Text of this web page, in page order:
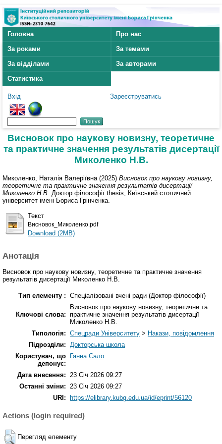
Головна
Про нас
За роками
За темами
За відділами
За авторами
Статистика
Вхід Зареєструватись
Висновок про наукову новизну, теоретичне
та практичне значення результатів дисертації
Миколенко Н.В.
Миколенко, Наталія Валеріївна (2025) Висновок про наукову новизну,
теоретичне та практичне значення результатів дисертації
Миколенко Н.В. Доктор філософії thesis, Київський столичний
університет імені Бориса Грінченка.
Текст
Висновок_Миколенко.pdf
Download (2MB)
Анотація
Висновок про наукову новизну, теоретичне та практичне значення
результатів дисертації Миколенко Н.В.
Тип елементу : Спеціалізовані вчені ради (Доктор філософії)
Ключові слова:
Висновок про наукову новизну, теоретичне та
практичне значення результатів дисертації
Миколенко Н.В.
Типологія: Спецради Університету > Накази, повідомлення
Підрозділи: Докторська школа
Користувач, що
депонує:
Ганна Сало
Дата внесення: 23 Січ 2026 09:27
Останні зміни: 23 Січ 2026 09:27
URI:
https://elibrary.kubg.edu.ua/id/eprint/56120
Actions (login required)
Перегляд елементу